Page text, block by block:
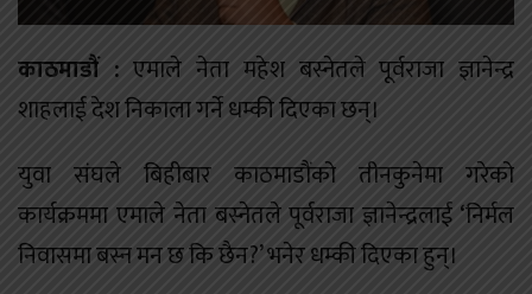
काठमाडौं : एमाले नेता महेश बस्नेतले पूर्वराजा ज्ञानेन्द्र
शाहलाई देश निकाला गर्ने धम्की दिएका छन्।
युवा संघले बिहीबार काठमाडौंको तीनकुनेमा गरेको
कार्यक्रममा एमाले नेता बस्नेतले पूर्वराजा ज्ञानेन्द्रलाई ‘निर्मल
निवासमा बस्न मन छ कि छैन?’ भनेर धम्की दिएका हुन्।